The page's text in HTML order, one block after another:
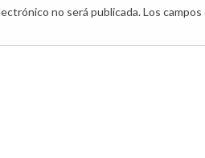
no será publicada.Los